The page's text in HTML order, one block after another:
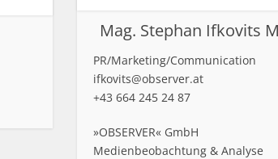
Mag. Stephan Ifkovits
PR/Marketing/Communication
ifkovits@observer.at
+43 664 245 24 87
»OBSERVER« GmbH
Medienbeobachtung & Analyse